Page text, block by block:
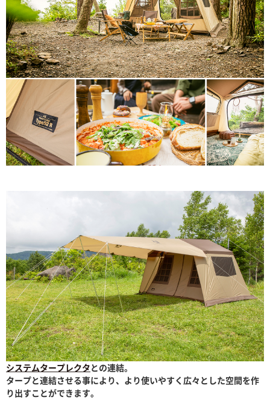
システムタープレクタとの連結。
タープと連結させる事により、より使いやすく広々とした空間を作
り出すことができます。